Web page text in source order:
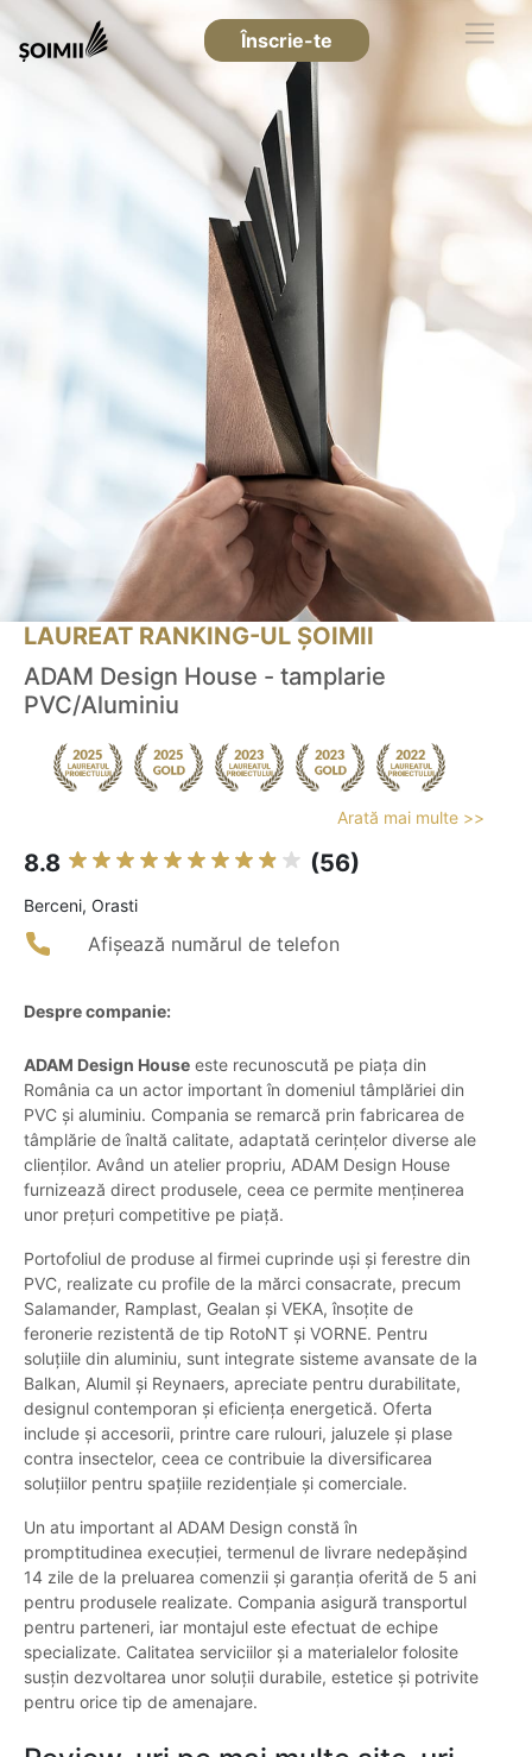
Înscrie-te
LAUREAT RANKING-UL ȘOIMII
ADAM Design House - tamplarie
PVC/Aluminiu
Arată mai multe >>
8.8 (56)
Berceni, Orasti
Afișează numărul de telefon
Despre companie:
ADAM Design House este recunoscută pe piața din
România ca un actor important în domeniul tâmplăriei din
PVC și aluminiu. Compania se remarcă prin fabricarea de
tâmplărie de înaltă calitate, adaptată cerințelor diverse ale
clienților. Având un atelier propriu, ADAM Design House
furnizează direct produsele, ceea ce permite menținerea
unor prețuri competitive pe piață.
Portofoliul de produse al firmei cuprinde uși și ferestre din
PVC, realizate cu profile de la mărci consacrate, precum
Salamander, Ramplast, Gealan și VEKA, însoțite de
feronerie rezistentă de tip RotoNT și VORNE. Pentru
soluțiile din aluminiu, sunt integrate sisteme avansate de la
Balkan, Alumil și Reynaers, apreciate pentru durabilitate,
designul contemporan și eficiența energetică. Oferta
include și accesorii, printre care rulouri, jaluzele și plase
contra insectelor, ceea ce contribuie la diversificarea
soluțiilor pentru spațiile rezidențiale și comerciale.
Un atu important al ADAM Design constă în
promptitudinea execuției, termenul de livrare nedepășind
14 zile de la preluarea comenzii și garanția oferită de 5 ani
pentru produsele realizate. Compania asigură transportul
pentru parteneri, iar montajul este efectuat de echipe
specializate. Calitatea serviciilor și a materialelor folosite
susțin dezvoltarea unor soluții durabile, estetice și potrivite
pentru orice tip de amenajare.